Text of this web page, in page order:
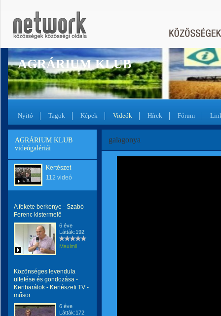
AGRÁRIUM KLUB
Nyitó Tagok Képek Videók Hírek Fórum
AGRÁRIUM KLUB
videógalériái
Kertészet
112 videó
A fekete berkenye - Szabó
Ferenc kistermelő
6 éve
Látták:192
Maximil
Közönséges levendula
ültetése és gondozása -
Kertbarátok - Kertészeti TV -
műsor
6 éve
Látták:172
galagonya